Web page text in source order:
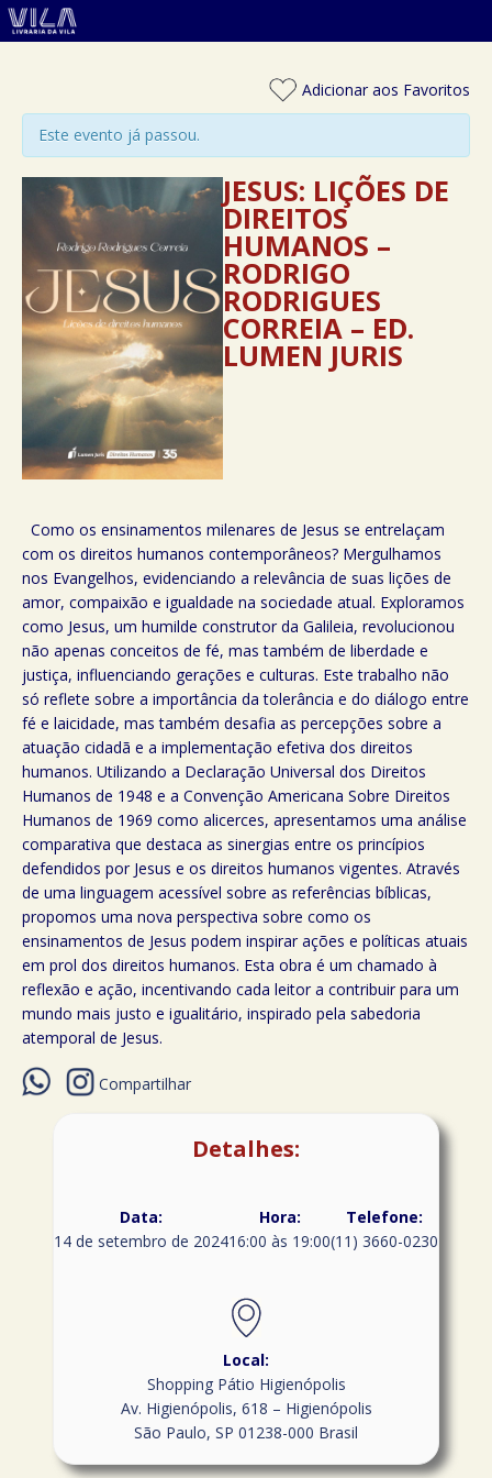
Adicionar aos Favoritos
Este evento já passou.
JESUS: LIÇÕES DE
DIREITOS
HUMANOS –
RODRIGO
RODRIGUES
CORREIA – ED.
LUMEN JURIS
Como os ensinamentos milenares de Jesus se entrelaçam
com os direitos humanos contemporâneos? Mergulhamos
nos Evangelhos, evidenciando a relevância de suas lições de
amor, compaixão e igualdade na sociedade atual. Exploramos
como Jesus, um humilde construtor da Galileia, revolucionou
não apenas conceitos de fé, mas também de liberdade e
justiça, influenciando gerações e culturas. Este trabalho não
só reflete sobre a importância da tolerância e do diálogo entre
fé e laicidade, mas também desafia as percepções sobre a
atuação cidadã e a implementação efetiva dos direitos
humanos. Utilizando a Declaração Universal dos Direitos
Humanos de 1948 e a Convenção Americana Sobre Direitos
Humanos de 1969 como alicerces, apresentamos uma análise
comparativa que destaca as sinergias entre os princípios
defendidos por Jesus e os direitos humanos vigentes. Através
de uma linguagem acessível sobre as referências bíblicas,
propomos uma nova perspectiva sobre como os
ensinamentos de Jesus podem inspirar ações e políticas atuais
em prol dos direitos humanos. Esta obra é um chamado à
reflexão e ação, incentivando cada leitor a contribuir para um
mundo mais justo e igualitário, inspirado pela sabedoria
atemporal de Jesus.
Compartilhar
Detalhes:
Data:
14 de setembro de 2024
Hora:
16:00 às 19:00
Telefone:
(11) 3660-0230
Local:
Shopping Pátio Higienópolis
Av. Higienópolis, 618 – Higienópolis
São Paulo, SP 01238-000 Brasil